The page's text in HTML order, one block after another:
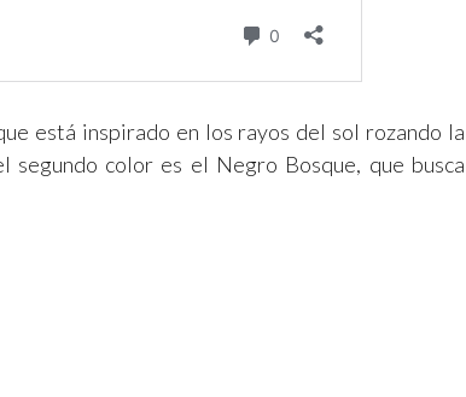
está inspirado en los rayos del sol rozando la
color es el Negro Bosque, que busca